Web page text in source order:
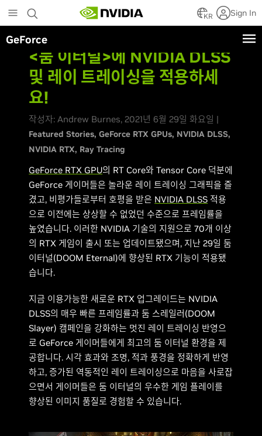
to
main
content
KR Sign In
GeForce
<둠 이터널>에 NVIDIA DLSS
및 레이 트레이싱을 적용하세
요!
작성자: Andrew Burnes, 2021년 6월 29일 화요일 |
Featured Stories GeForce RTX GPUs NVIDIA DLSS
NVIDIA RTX Ray Tracing
GeForce RTX GPU의 RT Core와 Tensor Core 덕분에
GeForce 게이머들은 놀라운 레이 트레이싱 그래픽을 즐
겼고, 비평가들로부터 호평을 받은 NVIDIA DLSS 적용
으로 이전에는 상상할 수 없었던 수준으로 프레임률을
높였습니다. 이러한 NVIDIA 기술의 지원으로 70개 이상
의 RTX 게임이 출시 또는 업데이트됐으며, 지난 29일 둠
이터널(DOOM Eternal)에 향상된 RTX 기능이 적용됐
습니다.
지금 이용가능한 새로운 RTX 업그레이드는 NVIDIA
DLSS의 매우 빠른 프레임률과 둠 스레일러(DOOM
Slayer) 캠페인을 강화하는 멋진 레이 트레이싱 반영으
로 GeForce 게이머들에게 최고의 둠 이터널 환경을 제
공합니다. 시각 효과와 조명, 적과 풍경을 정확하게 반영
하고, 증가된 역동적인 레이 트레이싱으로 마음을 사로잡
으면서 게이머들은 둠 이터널의 우수한 게임 플레이를
향상된 이미지 품질로 경험할 수 있습니다.